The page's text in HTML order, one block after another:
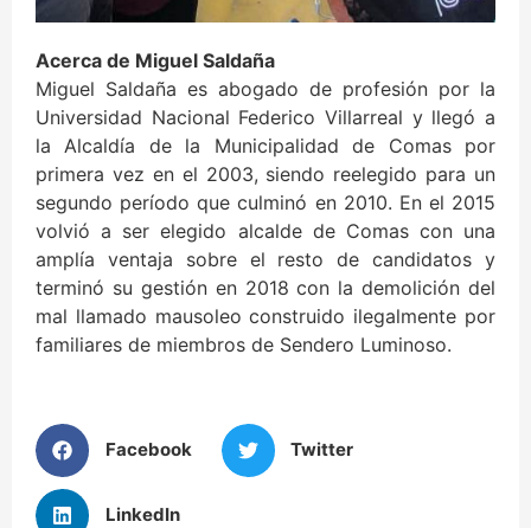
Acerca de Miguel Saldaña
Miguel Saldaña es abogado de profesión por la
Universidad Nacional Federico Villarreal y llegó a
la Alcaldía de la Municipalidad de Comas por
primera vez en el 2003, siendo reelegido para un
segundo período que culminó en 2010. En el 2015
volvió a ser elegido alcalde de Comas con una
amplía ventaja sobre el resto de candidatos y
terminó su gestión en 2018 con la demolición del
mal llamado mausoleo construido ilegalmente por
familiares de miembros de Sendero Luminoso.
Facebook Twitter
LinkedIn